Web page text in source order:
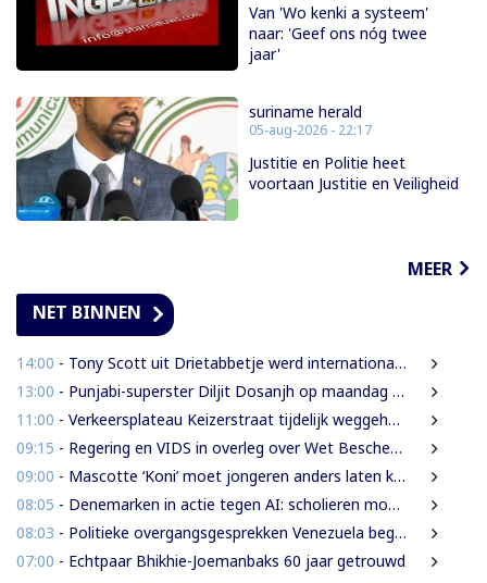
Van 'Wo kenki a systeem'
naar: 'Geef ons nóg twee
jaar'
suriname herald
05-aug-2026 - 22:17
Justitie en Politie heet
voortaan Justitie en Veiligheid
MEER
NET BINNEN
14:00 - Tony Scott uit Drietabbetje werd internationaal bekend door zijn hiphouse muziek
13:00 - Punjabi-superster Diljit Dosanjh op maandag 7 september in Ziggo Dome
11:00 - Verkeersplateau Keizerstraat tijdelijk weggehaald vanwege chaos rond Domineestraat
09:15 - Regering en VIDS in overleg over Wet Bescherming Woon- en Leefgebieden
09:00 - Mascotte ‘Koni’ moet jongeren anders laten kijken naar Surinaamse houtsector
08:05 - Denemarken in actie tegen AI: scholieren moeten extra mondelinge examens doen
08:03 - Politieke overgangsgesprekken Venezuela beginnen zonder Machado
07:00 - Echtpaar Bhikhie-Joemanbaks 60 jaar getrouwd